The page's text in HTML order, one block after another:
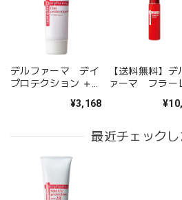
デルファーマ デイ
プロテクション ＋
¥3,168
【送料無料】デ
ァーマ フラー
最近チェック